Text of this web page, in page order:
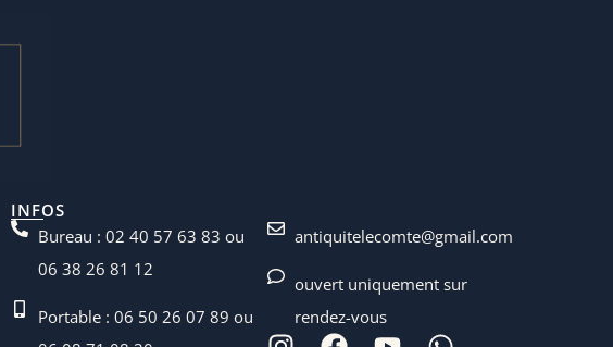
INFOS
Bureau : 02 40 57 63 83 ou
06 38 26 81 12
Portable : 06 50 26 07 89 ou
antiquitelecomte@gmail.com
ouvert uniquement sur
rendez-vous